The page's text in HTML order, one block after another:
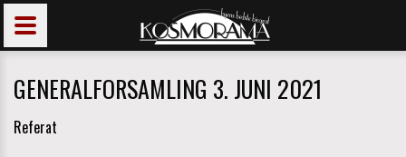
GENERALFORSAMLING 3. JUNI 2021
Referat